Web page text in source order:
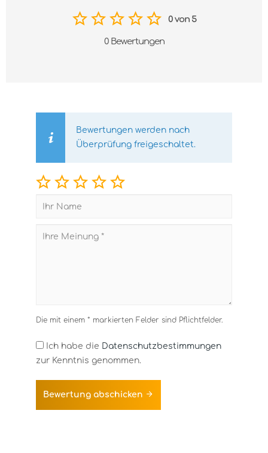
0 von 5
0 Bewertungen
Bewertungen werden nach
Überprüfung freigeschaltet.
Die mit einem * markierten Felder sind Pflichtfelder.
Ich habe die Datenschutzbestimmungen
zur Kenntnis genommen.
Bewertung abschicken